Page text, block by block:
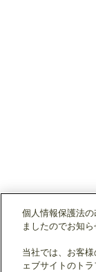
個人情報保護法
ましたのでお知ら
当社では、お客
ェブサイトのト